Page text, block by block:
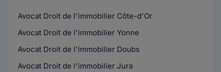
Avocat Droit de l'immobilier Côte-d'Or
Avocat Droit de l'immobilier Yonne
Avocat Droit de l'immobilier Doubs
Avocat Droit de l'immobilier Jura